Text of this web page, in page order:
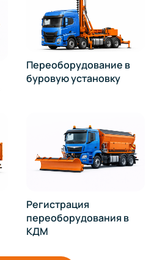
Переоборудование в
буровую установку
Регистрация
переоборудования в
КДМ